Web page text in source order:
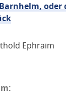
oder
Ephraim